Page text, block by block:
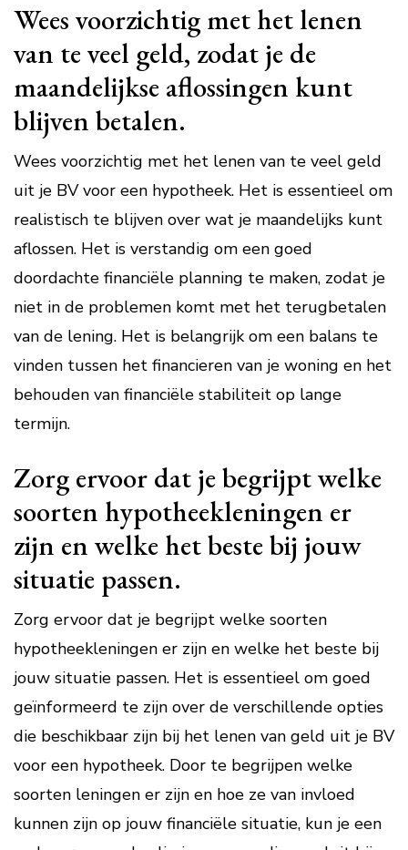
Wees voorzichtig met het lenen
van te veel geld, zodat je de
maandelijkse aflossingen kunt
blijven betalen.
Wees voorzichtig met het lenen van te veel geld
uit je BV voor een hypotheek. Het is essentieel om
realistisch te blijven over wat je maandelijks kunt
aflossen. Het is verstandig om een goed
doordachte financiële planning te maken, zodat je
niet in de problemen komt met het terugbetalen
van de lening. Het is belangrijk om een balans te
vinden tussen het financieren van je woning en het
behouden van financiële stabiliteit op lange
termijn.
Zorg ervoor dat je begrijpt welke
soorten hypotheekleningen er
zijn en welke het beste bij jouw
situatie passen.
Zorg ervoor dat je begrijpt welke soorten
hypotheekleningen er zijn en welke het beste bij
jouw situatie passen. Het is essentieel om goed
geïnformeerd te zijn over de verschillende opties
die beschikbaar zijn bij het lenen van geld uit je BV
voor een hypotheek. Door te begrijpen welke
soorten leningen er zijn en hoe ze van invloed
kunnen zijn op jouw financiële situatie, kun je een